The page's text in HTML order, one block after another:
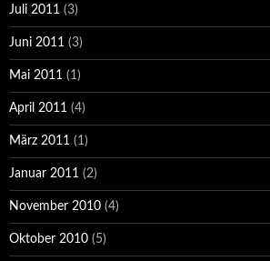
Juli 2011 (3)
Juni 2011 (3)
Mai 2011 (1)
April 2011 (4)
März 2011 (1)
Januar 2011 (2)
November 2010 (4)
Oktober 2010 (5)